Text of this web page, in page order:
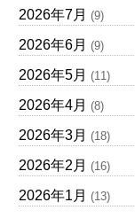
2026年7月 (9)
2026年6月 (9)
2026年5月 (11)
2026年4月 (8)
2026年3月 (18)
2026年2月 (16)
2026年1月 (13)